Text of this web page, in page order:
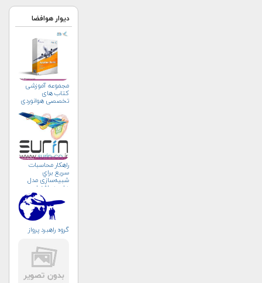
دیوار هوافضا
مجموعه آموزشی
کتاب های
تخصصی هوانوردی
راهکار محاسبات
سريع براي
شبیه‌سازی مدل
های هوافضا
گروه راهبرد پرواز